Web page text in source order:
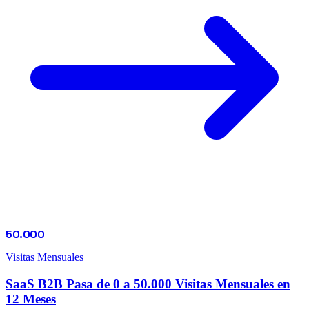
50.000
Visitas Mensuales
SaaS B2B Pasa de 0 a 50.000 Visitas Mensuales en
12 Meses